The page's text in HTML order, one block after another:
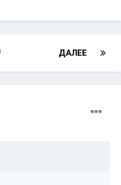
ДАЛЕЕ